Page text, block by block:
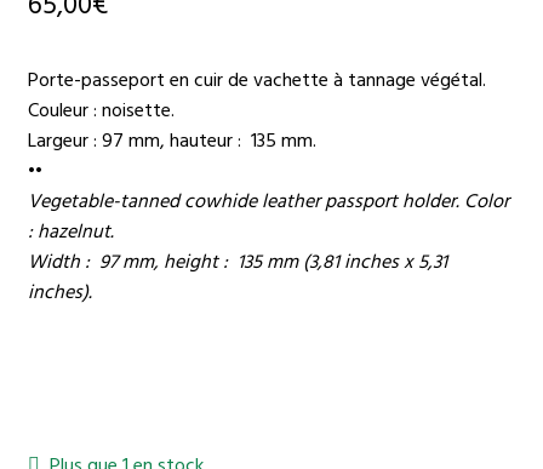
Porte-passeport en cuir de vachette à tannage végétal.
Couleur : noisette.
Largeur : 97 mm, hauteur : 135 mm.
••
Vegetable-tanned cowhide leather passport holder. Color
: hazelnut.
Width : 97 mm, height : 135 mm (3,81 inches x 5,31
inches).